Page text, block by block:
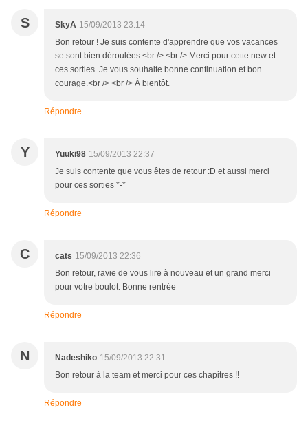
S SkyA 15/09/2013 23:14
Bon retour ! Je suis contente d'apprendre que vos vacances
se sont bien déroulées.<br /> <br /> Merci pour cette new et
ces sorties. Je vous souhaite bonne continuation et bon
courage.<br /> <br /> À bientôt.
Répondre
Y Yuuki98 15/09/2013 22:37
Je suis contente que vous êtes de retour :D et aussi merci
pour ces sorties *-*
Répondre
C cats 15/09/2013 22:36
Bon retour, ravie de vous lire à nouveau et un grand merci
pour votre boulot. Bonne rentrée
Répondre
N Nadeshiko 15/09/2013 22:31
Bon retour à la team et merci pour ces chapitres !!
Répondre